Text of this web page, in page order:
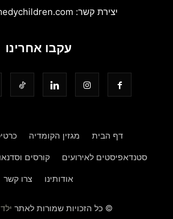
יצירת קשר:
עקבו אחרינו
דף הבית מגזין הקומדיה
סטנדאפיסטים לאירועים קורסים
אודותינו צרו קשר
© כל הזכויות שמורות לאתר